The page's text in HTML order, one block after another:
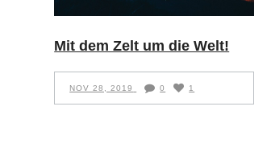
Mit dem Zelt um die Welt!
NOV 28, 2019 0 1